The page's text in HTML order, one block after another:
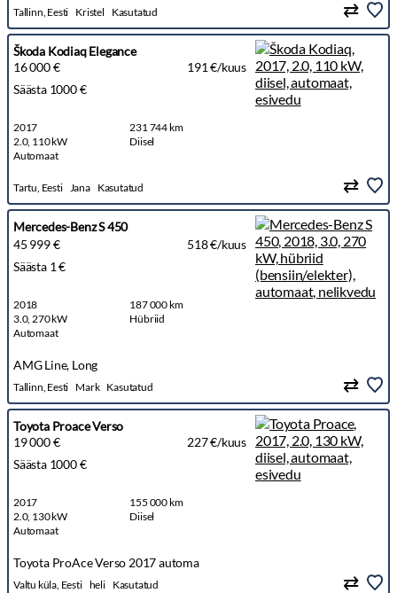
Tallinn, Eesti Kristel Kasutatud
Škoda Kodiaq Elegance
16 000 €
191 €/kuus
Säästa 1000 €
2017
231 744 km
2.0, 110 kW
Diisel
Automaat
Tartu, Eesti Jana Kasutatud
Mercedes-Benz S 450
45 999 €
518 €/kuus
Säästa 1 €
2018
187 000 km
3.0, 270 kW
Hübriid
Automaat
AMG Line, Long
Tallinn, Eesti Mark Kasutatud
Toyota Proace Verso
19 000 €
227 €/kuus
Säästa 1000 €
2017
155 000 km
2.0, 130 kW
Diisel
Automaat
Toyota ProAce Verso 2017 automa
Valtu küla, Eesti heli Kasutatud